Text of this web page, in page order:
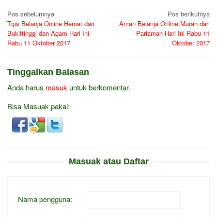
Navigasi
pos
Pos sebelumnya
Tips Belanja Online Hemat dari
Bukittinggi dan Agam Hari Ini
Rabu 11 Oktober 2017
Pos berikutnya
Aman Belanja Online Murah dari
Pariaman Hari Ini Rabu 11
Oktober 2017
Tinggalkan Balasan
Anda harus masuk untuk berkomentar.
Bisa Masuak pakai:
Masuak atau Daftar
Nama pengguna: